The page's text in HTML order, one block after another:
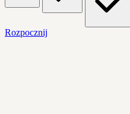
Rozpocznij